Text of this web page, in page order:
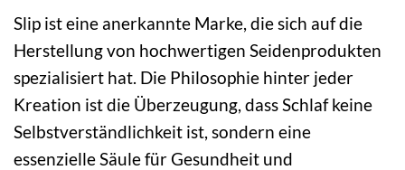
Slip ist eine anerkannte Marke, die sich auf die
Herstellung von hochwertigen Seidenprodukten
spezialisiert hat. Die Philosophie hinter jeder
Kreation ist die Überzeugung, dass Schlaf keine
Selbstverständlichkeit ist, sondern eine
essenzielle Säule für Gesundheit und